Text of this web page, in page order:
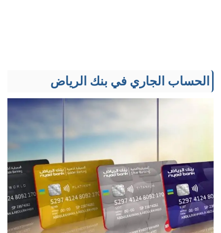
الحساب الجاري في بنك الرياض